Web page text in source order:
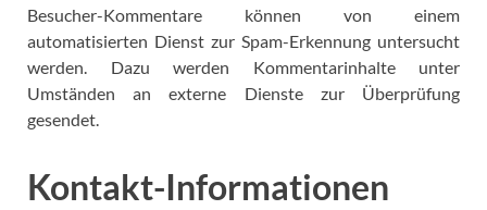
Besucher-Kommentare können von einem
automatisierten Dienst zur Spam-Erkennung untersucht
werden. Dazu werden Kommentarinhalte unter
Umständen an externe Dienste zur Überprüfung
gesendet.
Kontakt-Informationen